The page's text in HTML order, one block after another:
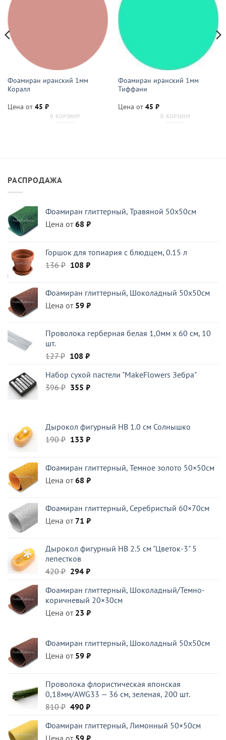
Фоамиран иранский 1мм
Коралл
Цена от 45 ₽
В КОРЗИНУ
Фоамиран иранский 1мм
Тиффани
Цена от 45 ₽
В КОРЗИНУ
РАСПРОДАЖА
Фоамиран глиттерный, Травяной 50x50см
Цена от68 ₽
Горшок для топиария с блюдцем, 0.15 л
136₽ Первоначальная
136 ₽.
108 ₽Текущая
Фоамиран глиттерный, Шоколадный 50x50см
Цена от 59 ₽
Проволока герберная белая 1,0мм x 60 см, 10
шт.
127₽ Первоначальная
составляла
127 ₽.
108 ₽Текущая
108 ₽.
Набор сухой пастели "MakeFlowers Зебра"
396₽ Первоначальная
355 ₽Текущая
Дырокол фигурный HB 1.0 см Солнышко
190₽ Первоначальная
190 ₽.
133 ₽Текущая
Фоамиран глиттерный, Темное золото 50×50см
Цена от68 ₽
Фоамиран глиттерный, Серебристый 60×70см
Цена от 71 ₽
Дырокол фигурный HB 2.5 см "Цветок-3" 5
лепестков
420₽ Первоначальная
составляла
420 ₽.
294 ₽Текущая
294 ₽.
Фоамиран глиттерный, Шоколадный/Темно-
коричневый 20×30см
Цена от 23 ₽
Фоамиран глиттерный, Шоколадный 50x50см
Цена от 59 ₽
Проволока флористическая японская
0,18мм/AWG33 — 36 см, зеленая, 200 шт.
810₽ Первоначальная
составляла
490 ₽Текущая
490 ₽.
Фоамиран глиттерный, Лимонный 50×50см